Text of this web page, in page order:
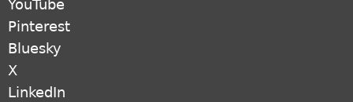
YouTube
Pinterest
Bluesky
X
LinkedIn